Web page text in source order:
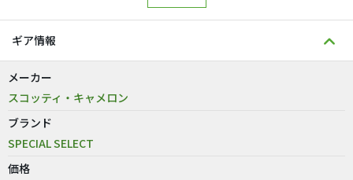
ギア情報
メーカー
スコッティ・キャメロン
ブランド
SPECIAL SELECT
価格